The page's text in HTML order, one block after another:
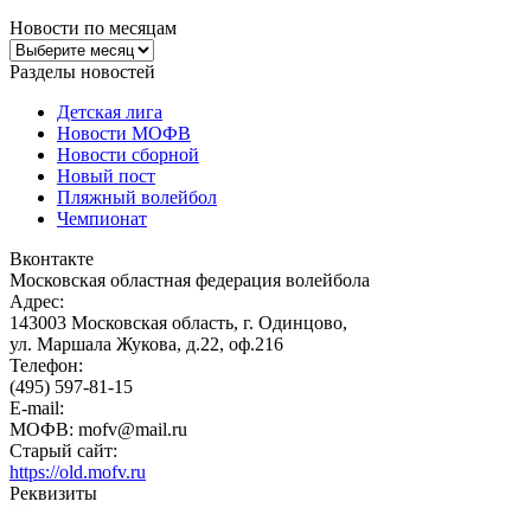
Новости по месяцам
Новости
по
Разделы новостей
Детская лига
Новости МОФВ
Новости сборной
Новый пост
Пляжный волейбол
Чемпионат
Вконтакте
Московская областная федерация волейбола
Адрес:
143003 Московская область, г. Одинцово,
ул. Маршала Жукова, д.22, оф.216
Телефон:
(495) 597-81-15
E-mail:
МОФВ: mofv@mail.ru
Старый сайт:
https://old.mofv.ru
Реквизиты